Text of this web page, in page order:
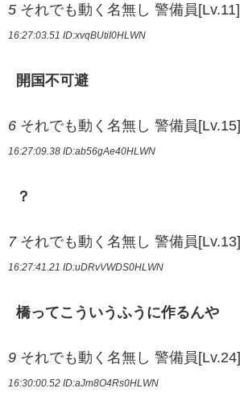
5 それでも動く名無し 警備員[Lv.11]
16:27:03.51 ID:xvqBUtiI0HLWN
開国不可避
6 それでも動く名無し 警備員[Lv.15]
16:27:09.38 ID:ab56gAe40HLWN
？
7 それでも動く名無し 警備員[Lv.13]
16:27:41.21 ID:uDRvVWDS0HLWN
橋ってこういうふうに作るんや
9 それでも動く名無し 警備員[Lv.24]
16:30:00.52 ID:aJm8O4Rs0HLWN